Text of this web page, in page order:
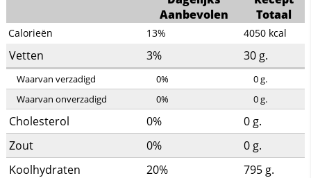
Aanbevolen
Totaal
Calorieën 13% 4050 kcal
Vetten 3% 30 g.
Waarvan verzadigd 0% 0g.
Waarvan onverzadigd
0% 0g.
Cholesterol 0% 0 g.
Zout
0% 0 g.
Koolhydraten
20% 795 g.